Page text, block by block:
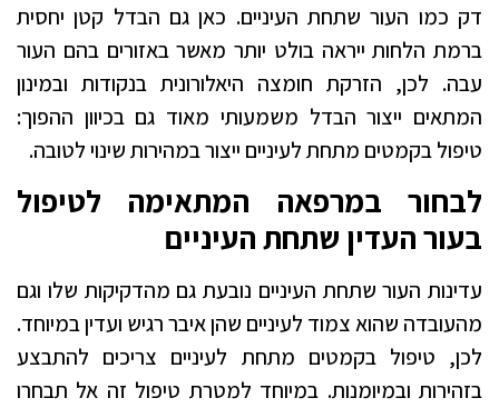
דק כמו העור שתחת העיניים. כאן גם הבדל קטן יחסית
ברמת הלחות ייראה בולט יותר מאשר באזורים בהם העור
עבה. לכן, הזרקת חומצה היאלורונית בנקודות ובמינון
המתאים ייצור הבדל משמעותי מאוד גם בכיוון ההפוך:
טיפול בקמטים מתחת לעיניים ייצור במהירות שינוי לטובה.
לבחור במרפאה המתאימה לטיפול
בעור העדין שתחת העיניים
עדינות העור שתחת העיניים נובעת גם מהדקיקות שלו וגם
מהעובדה שהוא צמוד לעיניים שהן איבר רגיש ועדין במיוחד.
לכן, טיפול בקמטים מתחת לעיניים צריכים להתבצע
בזהירות ובמיומנות. במיוחד למטרת טיפול זה אל תבחרו